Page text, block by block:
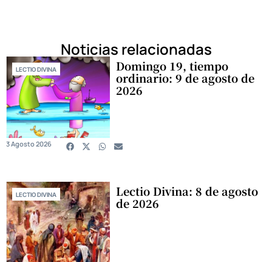
Noticias relacionadas
LECTIO DIVINA Domingo 19, tiempo
ordinario: 9 de agosto de
2026
3 Agosto 2026
LECTIO DIVINA Lectio Divina: 8 de agosto
de 2026